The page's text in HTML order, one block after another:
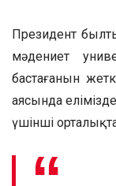
Президент
мәдениет
бастағанын
аясында
үшінші